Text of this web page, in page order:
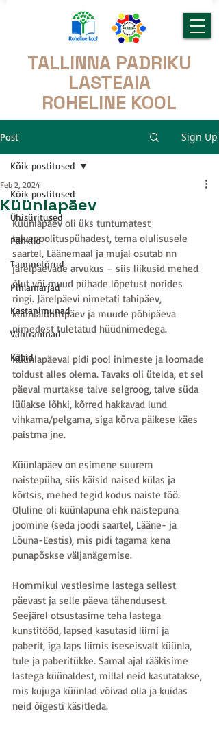
TALLINNA PADRIKU
LASTEAIA
ROHELINE KOOL
Post Sign Up
Kõik postitused
Ühisüritused
Pähklid
Tammetõrud
Pihlamarjad
Kastanimunad
Vahtraninad
Käbid
Kõik postitused
Küünlapäev
Feb 2, 2024
Küünlapäev oli üks tuntumatest
talvepoolituspühadest, tema olulisusele
saartel, Läänemaal ja mujal osutab nn
järelpäevade arvukus – siis liikusid mehed
õlut või muud pühade lõpetust norides
ringi. Järelpäevi nimetati tahipäev,
küünlalühtripäev ja muude põhipäeva
nimedest tuletatud hüüdnimedega.
Küünlapäeval pidi pool inimeste ja loomade
toidust alles olema. Tavaks oli ütelda, et sel
päeval murtakse talve selgroog, talve süda
lüüakse lõhki, kõrred hakkavad lund
vihkama/pelgama, siga kõrva päikese käes
paistma jne.
Küünlapäev on esimene suurem
naistepüha, siis käisid naised külas ja
kõrtsis, mehed tegid kodus naiste töö.
Oluline oli küünlapuna ehk naistepuna
joomine (seda joodi saartel, Lääne- ja
Lõuna-Eestis), mis pidi tagama kena
punapõskse väljanägemise.
Hommikul vestlesime lastega sellest
päevast ja selle päeva tähendusest.
Seejärel otsustasime teha lastega
kunstitööd, lapsed kasutasid liimi ja
paberit, iga laps liimis iseseisvalt küünla,
tule ja paberitükke. Samal ajal rääkisime
lastega küünaldest, millal neid kasutatakse,
mis kujuga küünlad võivad olla ja kuidas
neid õigesti käsitleda.